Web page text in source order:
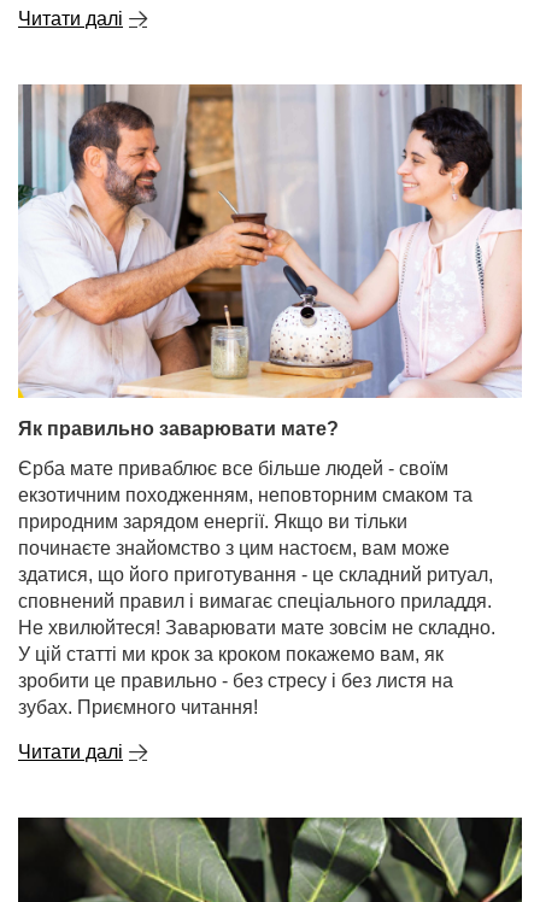
Читати далі
Як правильно заварювати мате?
Єрба мате приваблює все більше людей - своїм
екзотичним походженням, неповторним смаком та
природним зарядом енергії. Якщо ви тільки
починаєте знайомство з цим настоєм, вам може
здатися, що його приготування - це складний ритуал,
сповнений правил і вимагає спеціального приладдя.
Не хвилюйтеся! Заварювати мате зовсім не складно.
У цій статті ми крок за кроком покажемо вам, як
зробити це правильно - без стресу і без листя на
зубах. Приємного читання!
Читати далі